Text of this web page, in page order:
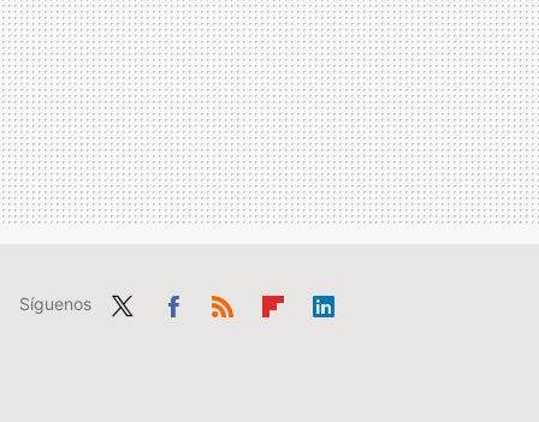
Síguenos